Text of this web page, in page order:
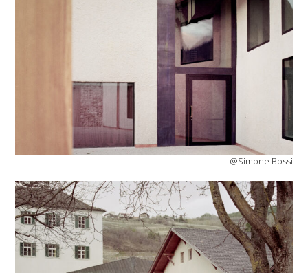
@Simone Bossi